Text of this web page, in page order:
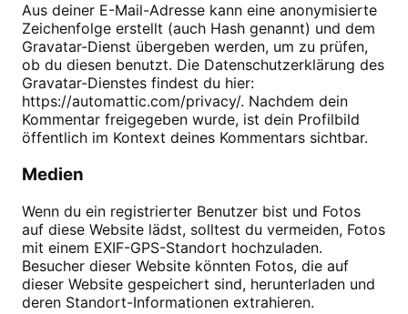
Aus deiner E-Mail-Adresse kann eine anonymisierte
Zeichenfolge erstellt (auch Hash genannt) und dem
Gravatar-Dienst übergeben werden, um zu prüfen,
ob du diesen benutzt. Die Datenschutzerklärung des
Gravatar-Dienstes findest du hier:
https://automattic.com/privacy/. Nachdem dein
Kommentar freigegeben wurde, ist dein Profilbild
öffentlich im Kontext deines Kommentars sichtbar.
Medien
Wenn du ein registrierter Benutzer bist und Fotos
auf diese Website lädst, solltest du vermeiden, Fotos
mit einem EXIF-GPS-Standort hochzuladen.
Besucher dieser Website könnten Fotos, die auf
dieser Website gespeichert sind, herunterladen und
deren Standort-Informationen extrahieren.